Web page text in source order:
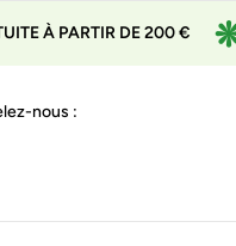
À PARTIR DE 200 €
nous :